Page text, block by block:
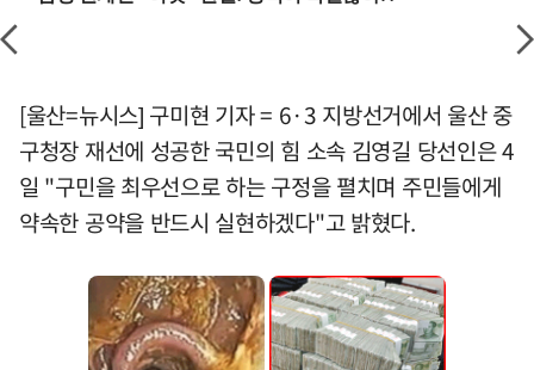
[울산=뉴시스] 구미현 기자 = 6·3 지방선거에서 울산 중
구청장 재선에 성공한 국민의 힘 소속 김영길 당선인은 4
일 "구민을 최우선으로 하는 구정을 펼치며 주민들에게
약속한 공약을 반드시 실현하겠다"고 밝혔다.